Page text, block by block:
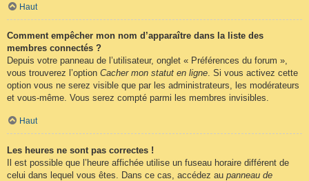
Haut
Comment empêcher mon nom d’apparaître dans la liste des
membres connectés ?
Depuis votre panneau de l’utilisateur, onglet « Préférences du forum »,
vous trouverez l’option Cacher mon statut en ligne . Si vous activez cette
option vous ne serez visible que par les administrateurs, les modérateurs
et vous-même. Vous serez compté parmi les membres invisibles.
Haut
Les heures ne sont pas correctes !
Il est possible que l’heure affichée utilise un fuseau horaire différent de
celui dans lequel vous êtes. Dans ce cas, accédez au panneau de